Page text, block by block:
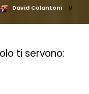
David Colantoni 0
ti servono: